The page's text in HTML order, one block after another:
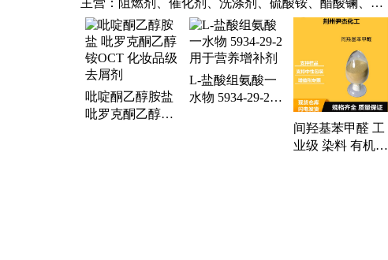
泡剂、清洗剂、碳酸钙、抗氧剂、灭火剂、交联剂、粘
合剂、封头剂、丙二醇、酸二氢铝、聚乙烯醇、对氯溴
苯、生物试剂、息香乙醚、异戊二醇、香精香料、4-丁
二醇、2-氯丙烯腈、2-己基癸酸、二甲胺硼烷
吡啶酮乙醇胺盐
吡罗克酮乙醇铵
L-盐酸组氨酸一
水物 5934-29-2
间羟基苯甲醛 工
业级 染料 有机合